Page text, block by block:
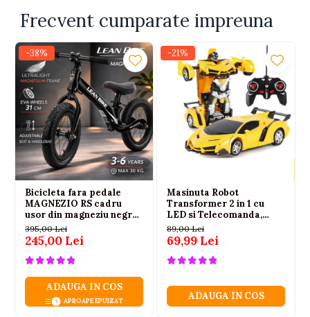
Frecvent cumparate impreuna
-38%
Bicicleta fara pedale
MAGNEZIO RS cadru
usor din magneziu negru
3-6 ani
395,00 Lei
245,00 Lei
ADAUGA IN COS
APROAPE EPUIZAT
-21%
Masinuta Robot
Transformer 2 in 1 cu
LED si Telecomanda,
Scara 1:18, Galbena, 6 ani+
89,00 Lei
69,99 Lei
ADAUGA IN COS